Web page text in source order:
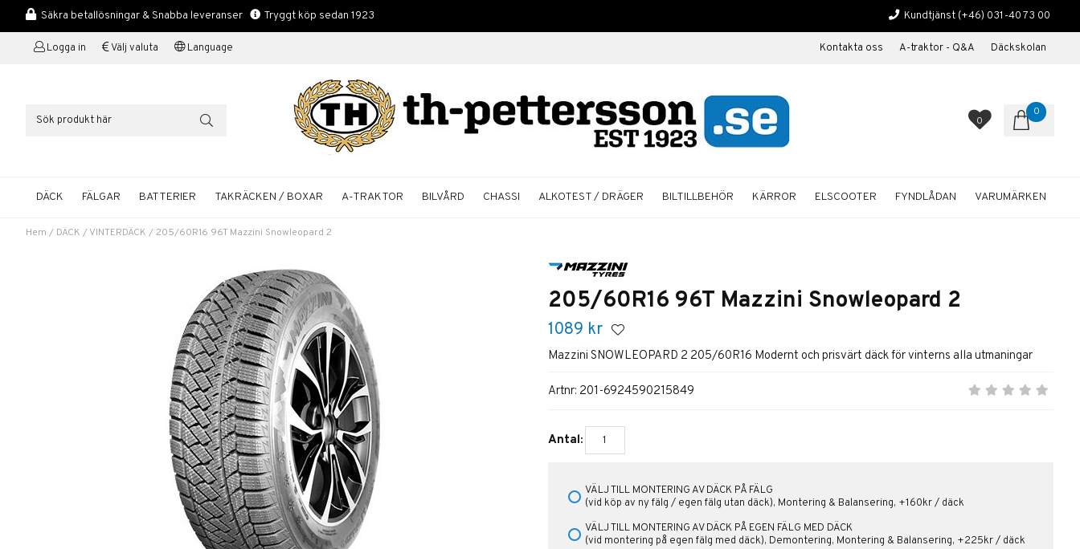
Säkra betallösningar & Snabba leveranser Tryggt köp sedan 1923 Kundtjänst (+46) 031-40 73 00
Logga in Välj valuta Language Kontakta oss A-traktor - Q&A Däckskolan
0
0
DÄCK FÄLGAR BATTERIER TAKRÄCKEN / BOXAR A-TRAKTOR BILVÅRD CHASSI ALKOTEST / DRÄGER BILTILLBEHÖR KÄRROR ELSCOOTER FYNDLÅDAN VARUMÄRKEN
Hem / DÄCK /VINTERDÄCK /205/60R16 96T Mazzini Snowleopard 2
205/60R16 96T Mazzini Snowleopard 2
1089 kr
Mazzini SNOWLEOPARD 2 205/60R16 Modernt och prisvärt däck för vinterns alla utmaningar
Artnr: 201-6924590215849
Antal:
VÄLJ TILL MONTERING AV DÄCK PÅ FÄLG
(vid köp av ny fälg / egen fälg utan däck), Montering & Balansering, +160kr / däck
VÄLJ TILL MONTERING AV DÄCK PÅ EGEN FÄLG MED DÄCK
(vid montering på egen fälg med däck), Demontering, Montering & Balansering, +225kr / däck